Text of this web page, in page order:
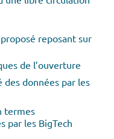
reposant sur
de l’ouverture
données par les
termes
par les BigTech